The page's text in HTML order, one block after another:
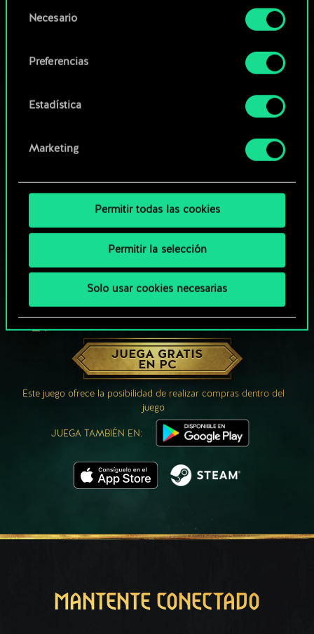
Encontrarás todos los detalles sobre nuestro uso
preferencias al respecto en el menú «Ajustes» de
deNecesario
Preferencias
Estadística
Marketing
Permitir todas las cookies
Permitir la selección
Solo usar cookies necesarias
JUEGA GRATIS
EN PC
Este juego ofrece la posibilidad de realizar compras dentro del
juego
JUEGA TAMBIÉN EN:
MANTENTE CONECTADO